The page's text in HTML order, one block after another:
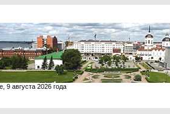
9 августа 2026 года